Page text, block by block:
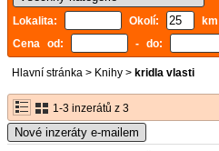
Lokalita: Okolí:
km
Cena od:
- do:
Hlavní stránka > Knihy > kridla vlasti
1-3 inzerátů z 3
Nové inzeráty e-mailem